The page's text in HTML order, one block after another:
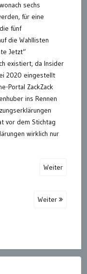
sechs
für eine
fünf
die Wahllisten
Jetzt“
existiert, da Insider
2020 eingestellt
Portal ZackZack
ins Rennen
vor dem Stichtag
wirklich nur
Weiter
Weiter